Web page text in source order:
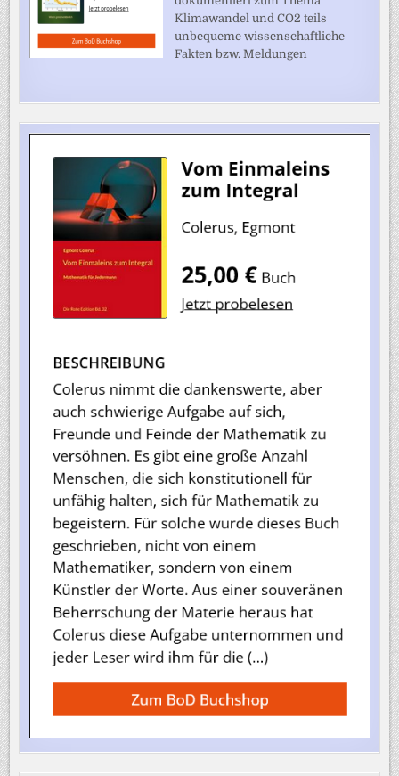
Klimawandel und CO2 teils
unbequeme wissenschaftliche
Fakten bzw. Meldungen